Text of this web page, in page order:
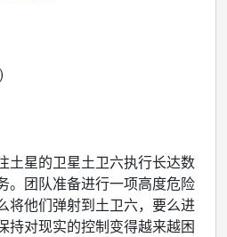
星的卫星土卫六执行长达数
。团队准备进行一项高度危险
将他们弹射到土卫六，要么进
持对现实的控制变得越来越困